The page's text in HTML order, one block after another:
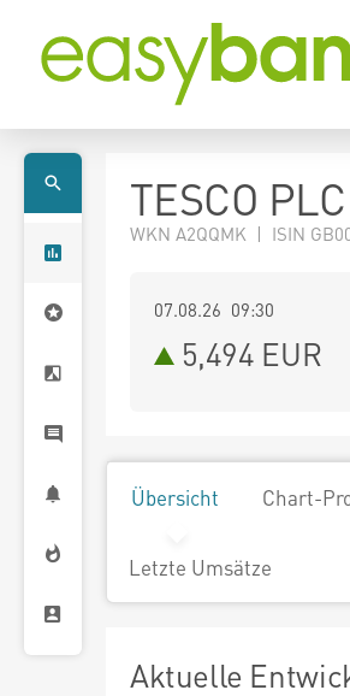
TESCO
WKN A2QQMK | ISIN
07.08.26 09:30
5,494 EUR
Übersicht Chart-
Letzte Umsätze
Aktuelle